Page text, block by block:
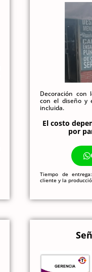
Decoración
con el diseño y
incluida.
El costo
por
Tiempo de
cliente y la